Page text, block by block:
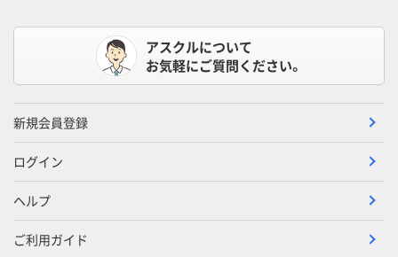
アスクルについて
お気軽にご質問ください。
新規会員登録
ログイン
ヘルプ
ご利用ガイド